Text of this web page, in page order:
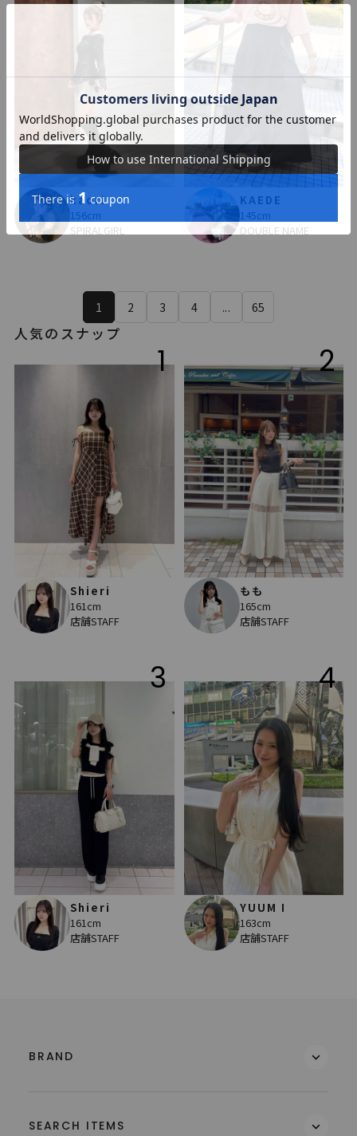
kaori
156cm
SPIRALGIRL
KAEDE
145cm
DOUBLE NAME
1 2 3 4 ... 65
人気のスナップ
1
Shieri
161cm
店舗STAFF
2
もも
165cm
店舗STAFF
3
Shieri
161cm
店舗STAFF
4
YUUM I
163cm
店舗STAFF
BRAND
SEARCH ITEMS